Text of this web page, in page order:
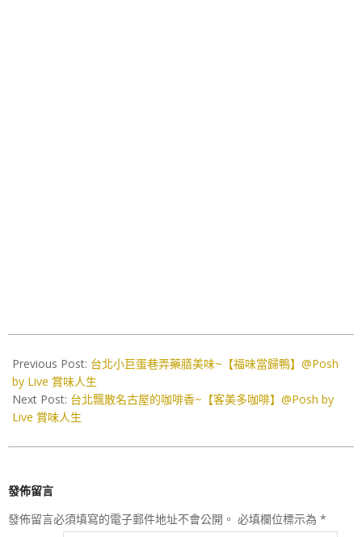
12-
18
Previous Post: 台北小巨蛋巷弄藥膳美味~【福味當歸鴨】@Posh
by Live 賞味人生
Next Post: 台北飄散名古屋的咖啡香~【客美多咖啡】@Posh by
Live 賞味人生
發佈留言
發佈留言必須填寫的電子郵件地址不會公開。 必填欄位標示為 *